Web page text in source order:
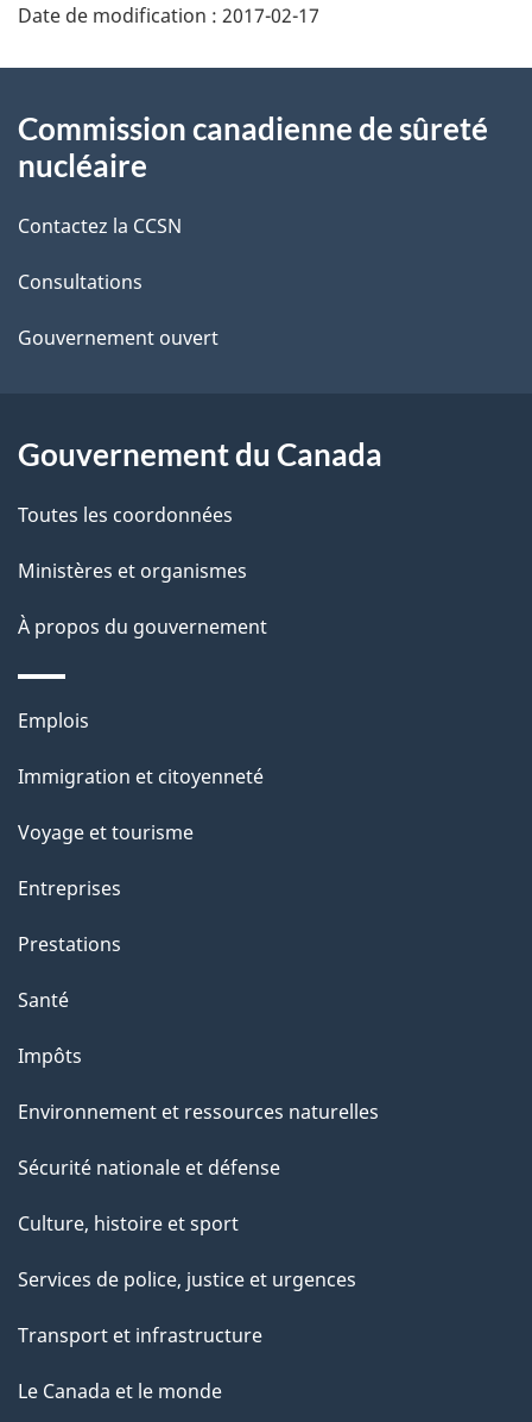
é
a
i
l
s
d
l
a
g
e
Date de modification : 2017-02-17
propos
de
ce
site
Commission canadienne de sûreté
nucléaire
Contactez la CCSN
Consultations
Gouvernement ouvert
Gouvernement du Canada
Toutes les coordonnées
Ministères et organismes
À propos du gouvernement
Thèmes
sujets
Emplois
Immigration et citoyenneté
Voyage et tourisme
Entreprises
Prestations
Santé
Impôts
Environnement et ressources naturelles
Sécurité nationale et défense
Culture, histoire et sport
Services de police, justice et urgences
Transport et infrastructure
Le Canada et le monde